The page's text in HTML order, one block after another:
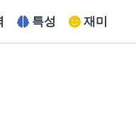
특성 재미